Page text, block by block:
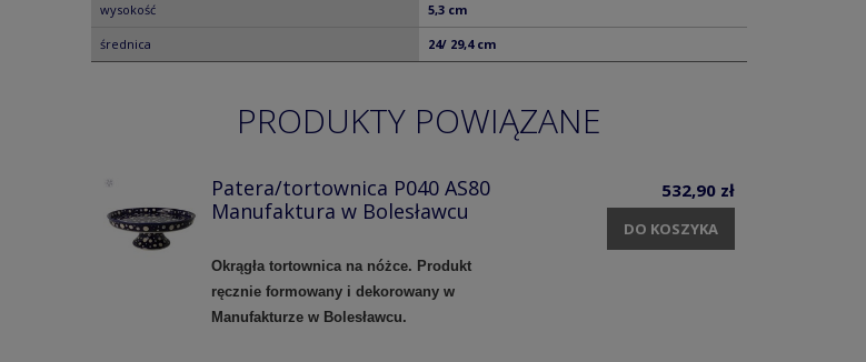
wysokość 5,3 cm
średnica 24/ 29,4 cm
PRODUKTY POWIĄZANE
Patera/tortownica P040 AS80
Manufaktura w Bolesławcu
Okrągła tortownica na nóżce. Produkt
ręcznie formowany i dekorowany w
Manufakturze w Bolesławcu.
532,90 zł
DO KOSZYKA